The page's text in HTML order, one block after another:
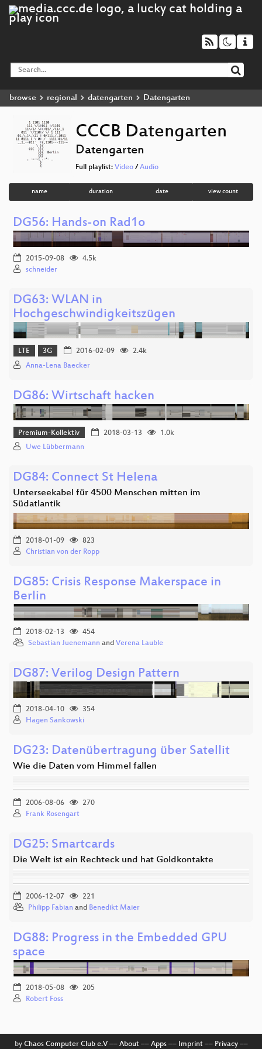
browse regional datengarten Datengarten
CCCB Datengarten
Datengarten
Full playlist: Video / Audio
name duration date view count
DG56: Hands-on Rad1o
2015-09-08
4.5k
schneider
DG63: WLAN in
Hochgeschwindigkeitszügen
LTE 3G 2016-02-09
2.4k
Anna-Lena Baecker
DG86: Wirtschaft hacken
Premium-Kollektiv 2018-03-13
1.0k
Uwe Lübbermann
DG84: Connect St Helena
Unterseekabel für 4500 Menschen mitten im
Südatlantik
2018-01-09
823
Christian von der Ropp
DG85: Crisis Response Makerspace in
Berlin
2018-02-13
454
Sebastian Juenemann and Verena Lauble
DG87: Verilog Design Pattern
2018-04-10
354
Hagen Sankowski
DG23: Datenübertragung über Satellit
Wie die Daten vom Himmel fallen
2006-08-06
270
Frank Rosengart
DG25: Smartcards
Die Welt ist ein Rechteck und hat Goldkontakte
2006-12-07
221
Philipp Fabian and Benedikt Maier
DG88: Progress in the Embedded GPU
space
2018-05-08
205
Robert Foss
by Chaos Computer Club e.V–– About–– Apps–– Imprint–– Privacy––